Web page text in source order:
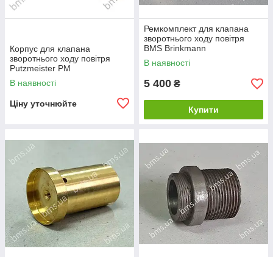
Корпус для клапана
зворотнього ходу повітря
Putzmeister РМ
В наявності
Ціну уточнюйте
Ремкомплект для клапана
зворотнього ходу повітря
BMS Brinkmann
В наявності
5 400 ₴
Купити